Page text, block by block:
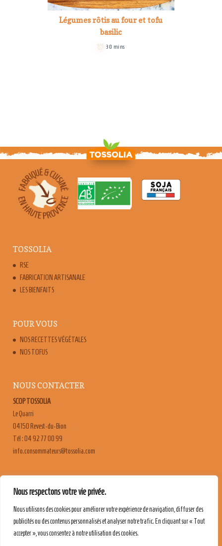
Nous respectons votre vie privée.
Nous utilisons des cookies pour améliorer votre expérience de navigation, diffuser des
publicités ou des contenus personnalisés et analyser notre trafic. En cliquant sur « Tout
accepter », vous consentez à notre utilisation des cookies.
Légumes rôtis au four et tofu
basilic
30 mins
TOSSOLIA
RSE
FABRICATION ARTISANALE
LES BIENFAITS
POUR VOUS
NOS RECETTES VÉGÉTALES
NOS TOFUS
NOUS CONTACTER
SCOP TOSSOLIA
Le Quarri
04150 Revest-du-Bion
Tél : 04 92 77 00 99
moc.ailossot@sruetammosnoc.ofni
CONTACT & RECRUTEMENT
MENTIONS LÉGALES
POLITIQUE DE CONFIDENTIALITÉ